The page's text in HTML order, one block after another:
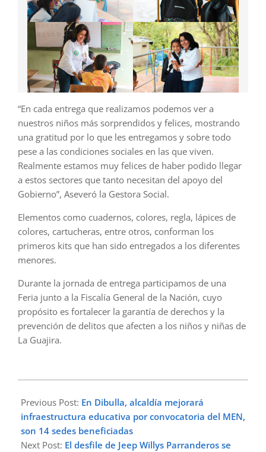
“En cada entrega que realizamos podemos ver a
nuestros niños más sorprendidos y felices, mostrando
una gratitud por lo que les entregamos y sobre todo
pese a las condiciones sociales en las que viven.
Realmente estamos muy felices de haber podido llegar
a estos sectores que tanto necesitan del apoyo del
Gobierno”, Aseveró la Gestora Social.
Elementos como cuadernos, colores, regla, lápices de
colores, cartucheras, entre otros, conforman los
primeros kits que han sido entregados a los diferentes
menores.
Durante la jornada de entrega participamos de una
Feria junto a la Fiscalía General de la Nación, cuyo
propósito es fortalecer la garantía de derechos y la
prevención de delitos que afecten a los niños y niñas de
La Guajira.
04-
20
Previous Post: En Dibulla, alcaldía mejorará
infraestructura educativa por convocatoria del MEN,
son 14 sedes beneficiadas
Next Post: El desfile de Jeep Willys Parranderos se